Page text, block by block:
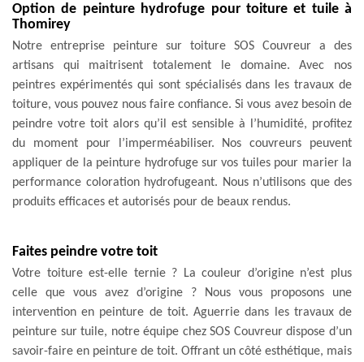
Option de peinture hydrofuge pour toiture et tuile à
Thomirey
Notre entreprise peinture sur toiture SOS Couvreur a des
artisans qui maitrisent totalement le domaine. Avec nos
peintres expérimentés qui sont spécialisés dans les travaux de
toiture, vous pouvez nous faire confiance. Si vous avez besoin de
peindre votre toit alors qu’il est sensible à l’humidité, profitez
du moment pour l’imperméabiliser. Nos couvreurs peuvent
appliquer de la peinture hydrofuge sur vos tuiles pour marier la
performance coloration hydrofugeant. Nous n’utilisons que des
produits efficaces et autorisés pour de beaux rendus.
Faites peindre votre toit
Votre toiture est-elle ternie ? La couleur d’origine n’est plus
celle que vous avez d’origine ? Nous vous proposons une
intervention en peinture de toit. Aguerrie dans les travaux de
peinture sur tuile, notre équipe chez SOS Couvreur dispose d’un
savoir-faire en peinture de toit. Offrant un côté esthétique, mais